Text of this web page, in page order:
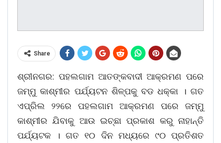
Share
ଶ୍ରୀନଗର: ପହଲଗାମ ଆତଙ୍କବାଦୀ ଆକ୍ରମଣ ପରେ
ଜମ୍ମୁ କାଶ୍ମୀର ପର୍ଯ୍ୟଟନ ଶିଳ୍ପକୁ ବଡ ଧକ୍‌କା । ଗତ
ଏପ୍ରିଲ ୨୨ରେ ପହଲଗାମ ଆକ୍ରମଣ ପରେ ଜମ୍ମୁ
କାଶ୍ମୀର ଯିବାକୁ ଆଉ ଇଚ୍ଛା ପ୍ରକାଶ କରୁ ନାହାନ୍ତି
ପର୍ଯ୍ୟଟକ । ଗତ ୧୦ ଦିନ ମଧ୍ୟରେ ୯୦ ପ୍ରତିଶତ